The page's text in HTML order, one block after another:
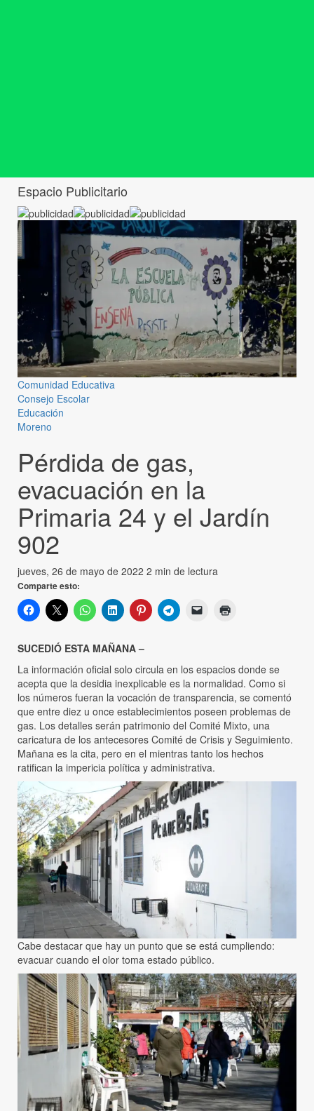
Espacio Publicitario
Comunidad Educativa
Consejo Escolar
Educación
Moreno
Pérdida de gas,
evacuación en la
Primaria 24 y el Jardín
902
jueves, 26 de mayo de 2022 2 min de lectura
Comparte esto:
SUCEDIÓ ESTA MAÑANA –
La información oficial solo circula en los espacios donde se
acepta que la desidia inexplicable es la normalidad. Como si
los números fueran la vocación de transparencia, se comentó
que entre diez u once establecimientos poseen problemas de
gas. Los detalles serán patrimonio del Comité Mixto, una
caricatura de los antecesores Comité de Crisis y Seguimiento.
Mañana es la cita, pero en el mientras tanto los hechos
ratifican la impericia política y administrativa.
Cabe destacar que hay un punto que se está cumpliendo:
evacuar cuando el olor toma estado público.